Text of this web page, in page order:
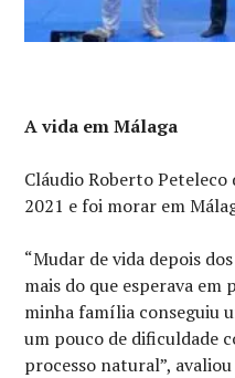
A vida em Málaga
Cláudio Roberto Peteleco
2021 e foi morar em
“Mudar de vida depois
mais do que esperava em
minha família conseguiu
um pouco de dificuldade
processo natural”,